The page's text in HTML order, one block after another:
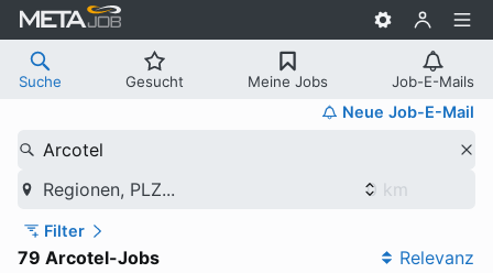
Suche Gesucht Meine Jobs Job-E-Mails
Neue Job-E-Mail
Arcotel
Regionen, PLZ...
Filter
79 Arcotel-Jobs Relevanz